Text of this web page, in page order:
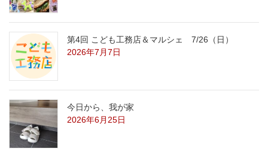
第4回 こども工務店＆マルシェ 7/26（日）
2026年7月7日
今日から、我が家
2026年6月25日